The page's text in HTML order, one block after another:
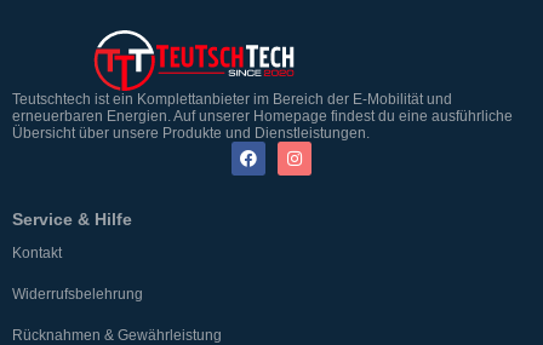
Teutschtech ist ein Komplettanbieter im Bereich der E-Mobilität und
erneuerbaren Energien. Auf unserer Homepage findest du eine ausführliche
Übersicht über unsere Produkte und Dienstleistungen.
Service & Hilfe
Kontakt
Widerrufsbelehrung
Rücknahmen & Gewährleistung